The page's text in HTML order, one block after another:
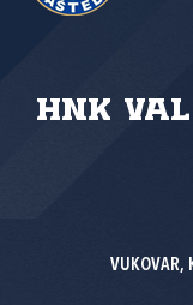
HNK Val
VUKOVAR,